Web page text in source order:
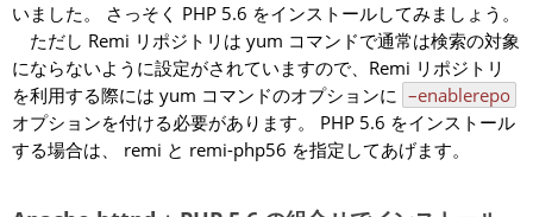
いました。 さっそく PHP 5.6 をインストールしてみましょう。
ただし Remi リポジトリは yum コマンドで通常は検索の対象
にならないように設定がされていますので、Remi リポジトリ
を利用する際には yum コマンドのオプションに –enablerepo
オプションを付ける必要があります。 PHP 5.6 をインストール
する場合は、 remi と remi-php56 を指定してあげます。